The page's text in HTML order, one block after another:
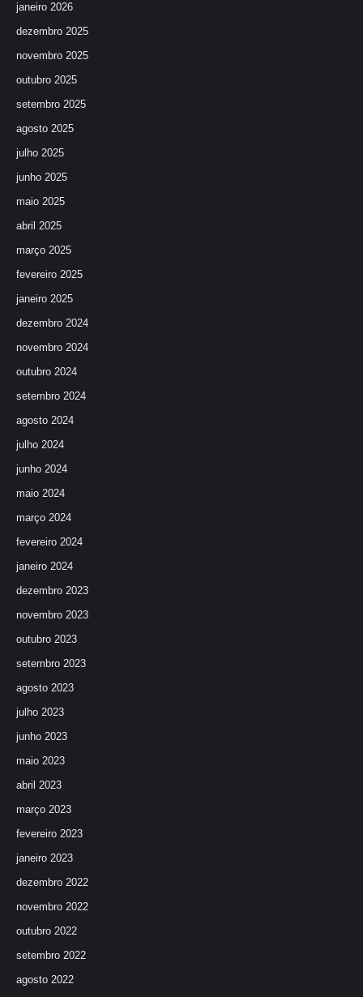
janeiro 2026
dezembro 2025
novembro 2025
outubro 2025
setembro 2025
agosto 2025
julho 2025
junho 2025
maio 2025
abril 2025
março 2025
fevereiro 2025
janeiro 2025
dezembro 2024
novembro 2024
outubro 2024
setembro 2024
agosto 2024
julho 2024
junho 2024
maio 2024
março 2024
fevereiro 2024
janeiro 2024
dezembro 2023
novembro 2023
outubro 2023
setembro 2023
agosto 2023
julho 2023
junho 2023
maio 2023
abril 2023
março 2023
fevereiro 2023
janeiro 2023
dezembro 2022
novembro 2022
outubro 2022
setembro 2022
agosto 2022